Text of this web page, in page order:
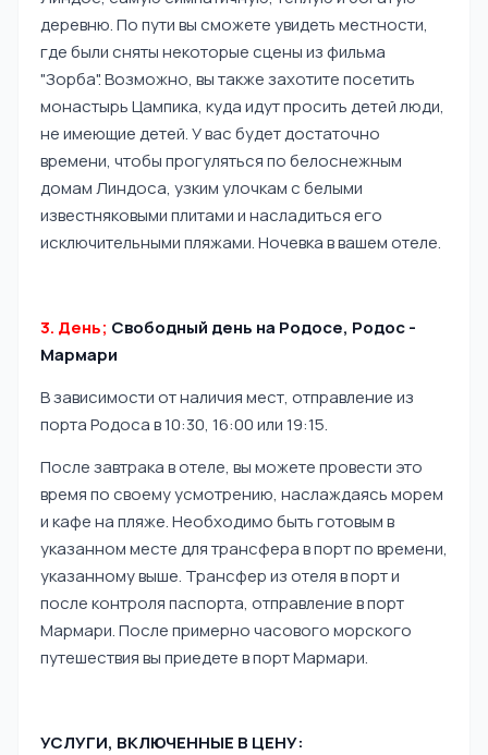
деревню. По пути вы сможете увидеть местности,
где были сняты некоторые сцены из фильма
"Зорба". Возможно, вы также захотите посетить
монастырь Цампика, куда идут просить детей люди,
не имеющие детей. У вас будет достаточно
времени, чтобы прогуляться по белоснежным
домам Линдоса, узким улочкам с белыми
известняковыми плитами и насладиться его
исключительными пляжами. Ночевка в вашем отеле.
3. День; Свободный день на Родосе, Родос -
Мармари
В зависимости от наличия мест, отправление из
порта Родоса в 10:30, 16:00 или 19:15.
После завтрака в отеле, вы можете провести это
время по своему усмотрению, наслаждаясь морем
и кафе на пляже. Необходимо быть готовым в
указанном месте для трансфера в порт по времени,
указанному выше. Трансфер из отеля в порт и
после контроля паспорта, отправление в порт
Мармари. После примерно часового морского
путешествия вы приедете в порт Мармари.
УСЛУГИ, ВКЛЮЧЕННЫЕ В ЦЕНУ: